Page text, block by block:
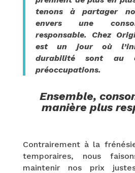
tenons à partager
envers une
responsable. Chez
est un jour où
durabilité sont au
préoccupations.
Ensemble,
manière plus
Contrairement à la
temporaires, nous
maintenir nos prix